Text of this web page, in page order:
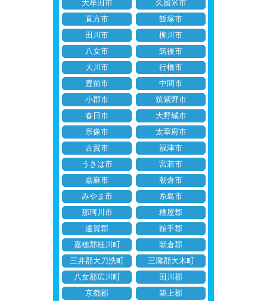
大牟田市
久留米市
直方市
飯塚市
田川市
柳川市
八女市
筑後市
大川市
行橋市
豊前市
中間市
小郡市
筑紫野市
春日市
大野城市
宗像市
太宰府市
古賀市
福津市
うきは市
宮若市
嘉麻市
朝倉市
みやま市
糸島市
那珂川市
糟屋郡
遠賀郡
鞍手郡
嘉穂郡桂川町
朝倉郡
三井郡大刀洗町
三潴郡大木町
八女郡広川町
田川郡
京都郡
築上郡